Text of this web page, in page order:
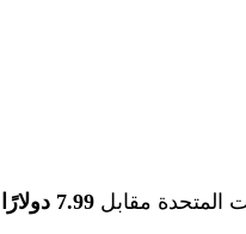
7.99 دولارًا